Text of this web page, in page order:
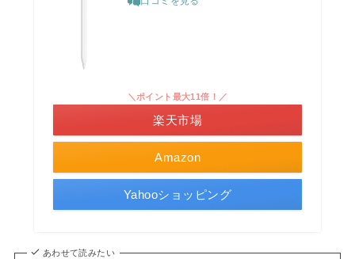
Amazon
＼ポイント最大11倍！／
楽天市場
Yahooショッピング
あわせて読みたい